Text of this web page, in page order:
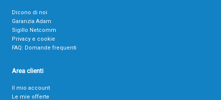
Dicono di noi
Garanzia Adam
Sigillo Netcomm
Privacy e cookie
FAQ: Domande frequenti
Area clienti
Il mio account
Le mie offerte